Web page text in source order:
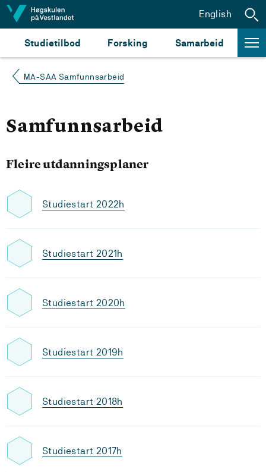
Hopp til innhald
Studietilbod Forsking Samarbeid
English
MA-SAA Samfunnsarbeid
Samfunnsarbeid
Fleire utdanningsplaner
Studiestart 2022h
Studiestart 2021h
Studiestart 2020h
Studiestart 2019h
Studiestart 2018h
Studiestart 2017h